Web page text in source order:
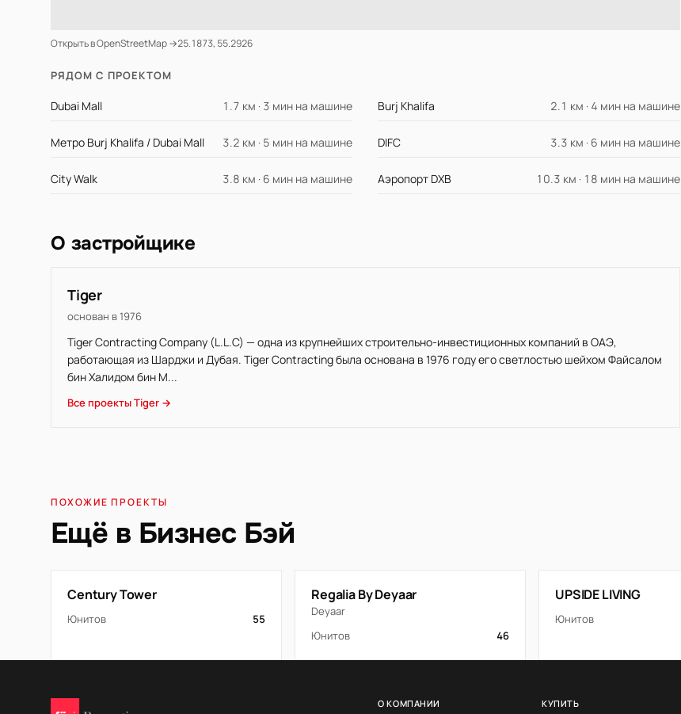
Открыть в OpenStreetMap →25.1873, 55.2926
РЯДОМ С ПРОЕКТОМ
Dubai Mall 1.7 км · 3 мин на машине Burj Khalifa 2.1 км · 4 мин на машине
Метро Burj Khalifa / Dubai Mall 3.2 км · 5 мин на машине DIFC 3.3 км · 6 мин на машине
City Walk 3.8 км · 6 мин на машине Аэропорт DXB 10.3 км · 18 мин на машине
О застройщике
Tiger
основан в 1976
Tiger Contracting Company (L.L.C) — одна из крупнейших строительно-инвестиционных компаний в ОАЭ,
работающая из Шарджи и Дубая. Tiger Contracting была основана в 1976 году его светлостью шейхом Файсалом
бин Халидом бин М...
Все проекты Tiger →
ПОХОЖИЕ ПРОЕКТЫ
Ещё в Бизнес Бэй
Century Tower
Юнитов 55
Regalia By Deyaar
Deyaar
Юнитов
46
UPSIDE LIVING
Юнитов
О КОМПАНИИ КУПИТЬ